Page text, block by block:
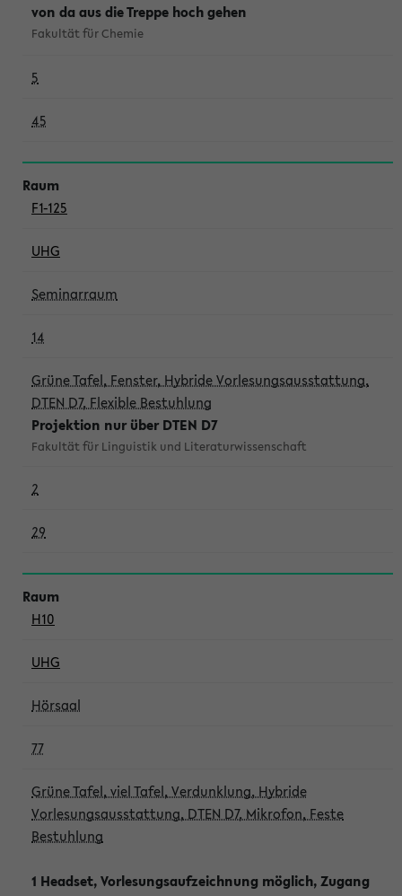
von da aus die Treppe hoch gehen
Fakultät für Chemie
5
45
F1-125
UHG
Seminarraum
14
Grüne Tafel, Fenster, Hybride Vorlesungsausstattung,
DTEN D7, Flexible Bestuhlung
Projektion nur über DTEN D7
Fakultät für Linguistik und Literaturwissenschaft
2
29
H10
UHG
Hörsaal
77
Grüne Tafel, viel Tafel, Verdunklung, Hybride
Vorlesungsausstattung, DTEN D7, Mikrofon, Feste
Bestuhlung
1 Headset, Vorlesungsaufzeichnung möglich, Zugang